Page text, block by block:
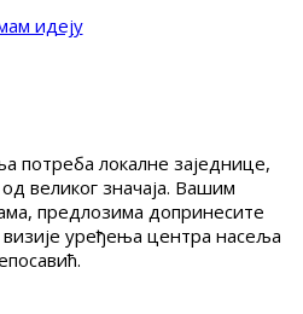
идеју
потреба локалне заједнице,
великог значаја. Вашим
предлозима допринесите
уређења центра насеља